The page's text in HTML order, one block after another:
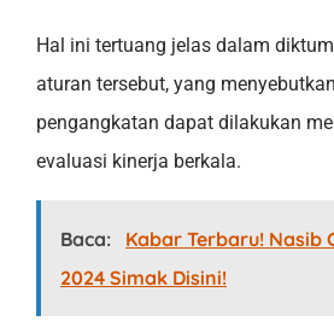
Hal ini tertuang jelas dalam
aturan tersebut, yang
pengangkatan dapat dilakukan
evaluasi kinerja berkala.
Baca:
Kabar Terbaru! Nasib
2024 Simak Disini!